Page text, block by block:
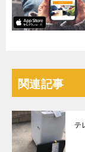
関連記事
テ